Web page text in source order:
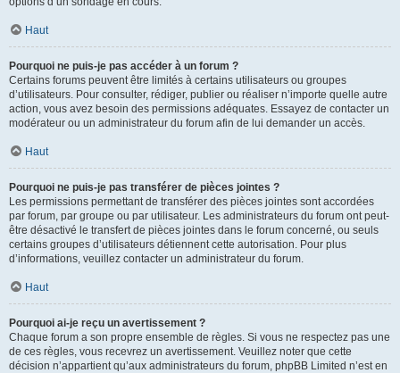
Haut
Pourquoi ne puis-je pas accéder à un forum ?
Certains forums peuvent être limités à certains utilisateurs ou groupes
d’utilisateurs. Pour consulter, rédiger, publier ou réaliser n’importe quelle autre
action, vous avez besoin des permissions adéquates. Essayez de contacter un
modérateur ou un administrateur du forum afin de lui demander un accès.
Haut
Pourquoi ne puis-je pas transférer de pièces jointes ?
Les permissions permettant de transférer des pièces jointes sont accordées
par forum, par groupe ou par utilisateur. Les administrateurs du forum ont peut-
être désactivé le transfert de pièces jointes dans le forum concerné, ou seuls
certains groupes d’utilisateurs détiennent cette autorisation. Pour plus
d’informations, veuillez contacter un administrateur du forum.
Haut
Pourquoi ai-je reçu un avertissement ?
Chaque forum a son propre ensemble de règles. Si vous ne respectez pas une
de ces règles, vous recevrez un avertissement. Veuillez noter que cette
décision n’appartient qu’aux administrateurs du forum, phpBB Limited n’est en